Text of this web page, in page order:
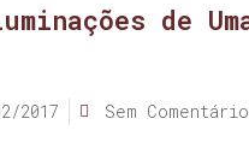
de
2017 Sem